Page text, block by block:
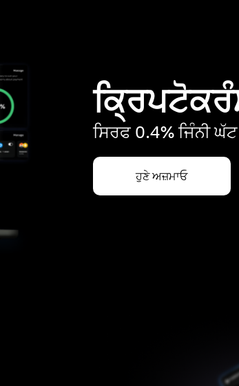
ਸਿਰਫ 0.4% ਜਿੰਨੀ
ਹੁਣੇ ਅਜ਼ਮਾਓ